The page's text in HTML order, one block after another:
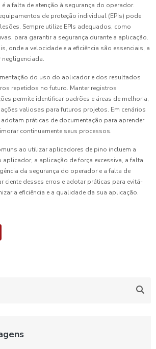
a falta de atenção à segurança do operador.
de proteção individual (EPIs) pode
Sempre utilize EPIs adequados, como
para garantir a segurança durante a aplicação.
onde a velocidade e a eficiência são essenciais, a
negligenciada.
do uso do aplicador e dos resultados
repetidos no futuro. Manter registros
permite identificar padrões e áreas de melhoria,
valiosas para futuros projetos. Em cenários
práticas de documentação para aprender
continuamente seus processos.
ao utilizar aplicadores de pino incluem a
a aplicação de força excessiva, a falta
da segurança do operador e a falta de
ciente desses erros e adotar práticas para evitá-
a eficiência e a qualidade da sua aplicação.